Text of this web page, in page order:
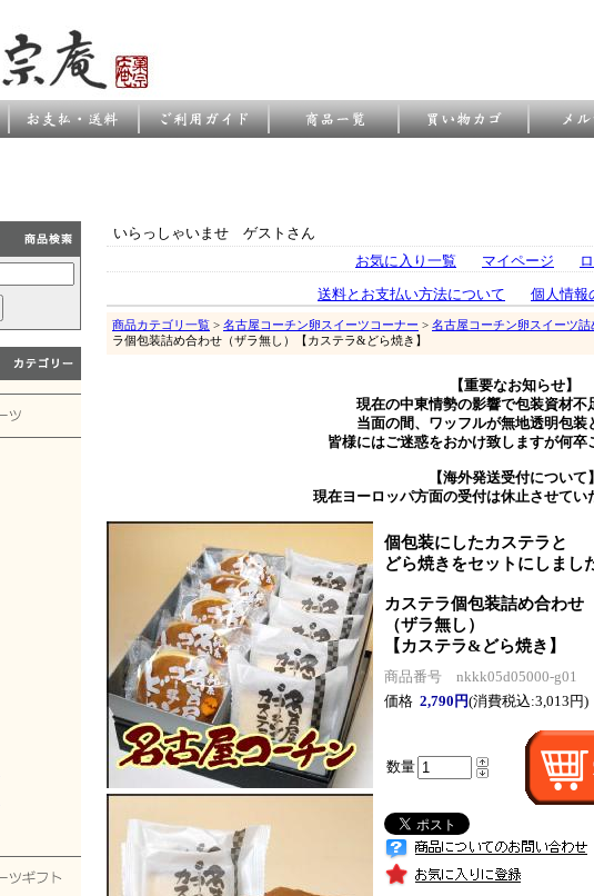
いらっしゃいませ ゲストさん
お気に入り一覧
マイページ
送料とお支払い方法について 個人情報
商品カテゴリ一覧 > 名古屋コーチン卵スイーツコーナー > 名古屋コーチン卵スイーツ詰
ラ個包装詰め合わせ（ザラ無し）【カステラ&どら焼き】
【重要なお知らせ】
現在の中東情勢の影響で包装資材不
当面の間、ワッフルが無地透明包装
皆様にはご迷惑をおかけ致しますが何卒
【海外発送受付について】
現在ヨーロッパ方面の受付は休止させてい
個包装にしたカステラと
どら焼きをセットにしまし
カステラ個包装詰め合わせ
（ザラ無し）
【カステラ&どら焼き】
商品番号 nkkk05d05000-g01
価格 2,790円(消費税込:3,013円)
数量